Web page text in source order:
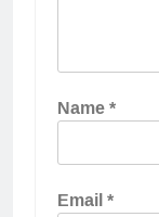
Name*
Email*